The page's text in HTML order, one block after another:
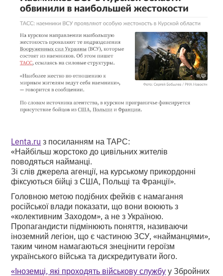
Lenta.ru з посиланням на ТАРС:
«Найбільш жорстоко до цивільних жителів
поводяться найманці.
Зі слів джерела агенції, на курському прикордонні
фіксуються бійці з США, Польщі та Франції».
Головною метою подібних фейків є намагання
російської влади показати, що вони воюють з
«колективним Заходом», а не з Україною.
Пропагандисти підмінюють поняття, називаючи
іноземний легіон, що є частиною ЗСУ, «найманцями»,
таким чином намагаються знецінити героїзм
українського війська та дискредитувати його.
«Іноземці, які проходять військову службуу Збройних